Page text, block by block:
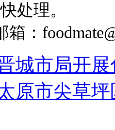
处理。
：
城市局开
原市尖草